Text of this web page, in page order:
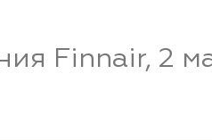
Finnair, 2